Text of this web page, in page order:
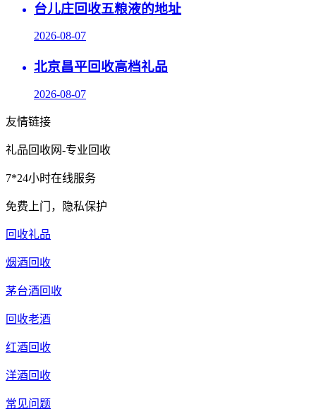
台儿庄回收五粮液的地址
2026-08-07
北京昌平回收高档礼品
2026-08-07
友情链接
礼品回收网-专业回收
7*24小时在线服务
免费上门，隐私保护
回收礼品
烟酒回收
茅台酒回收
回收老酒
红酒回收
洋酒回收
常见问题